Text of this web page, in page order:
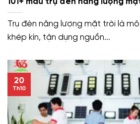
Trụ đèn năng lượng mặt trời là
khép kín, tận dụng nguồn...
20
Th10